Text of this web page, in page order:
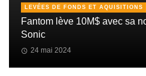
LEVÉES DE FONDS ET AQUISITIONS
Fantom lève 10M$ avec sa
Sonic
24 mai 2024